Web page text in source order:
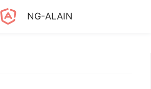
NG-ALAIN